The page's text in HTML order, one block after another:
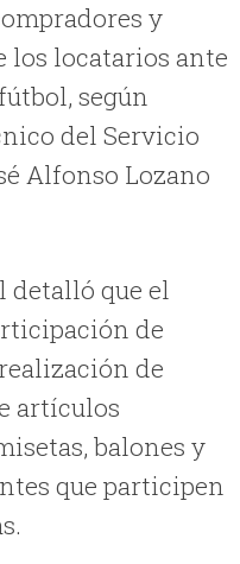
y
los locatarios ante
según
del Servicio
Alfonso Lozano
que el
de
de
artículos
balones y
que participen